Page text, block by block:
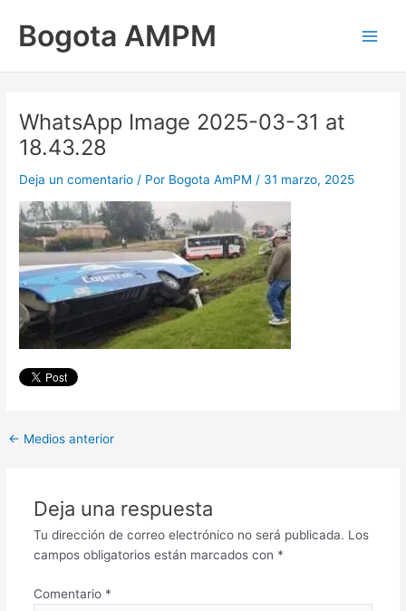
contenido
Bogota AMPM
WhatsApp Image 2025-03-31 at
18.43.28
Deja un comentario / Por Bogota AmPM / 31 marzo, 2025
← Medios anterior
Deja una respuesta
Tu dirección de correo electrónico no será publicada. Los
campos obligatorios están marcados con *
Comentario *